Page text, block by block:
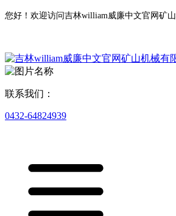
您好！欢迎访问吉林william威廉中文官网矿
联系我们：
0432-64824939